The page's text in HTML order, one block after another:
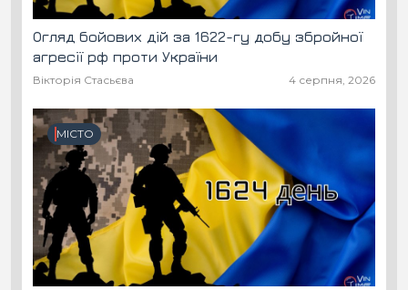
Огляд бойових дій за 1622-гу добу збройної
агресії рф проти України
Вікторія Стасьєва 4 серпня, 2026
МІСТО